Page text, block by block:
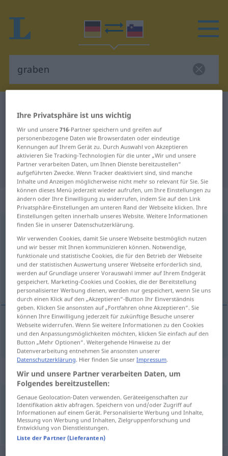
Deutsch-Slowenisch Übersetzung
für "graben"
"graben" Slowenisch Übersetzung
„graben“
graben
Übersicht aller Übersetzungen
(Für mehr Details die Übersetzung anklicken/antippen)
kopáti, grêbsti, ríti
kopáti,grêbsti,ríti graben
Synonyme für "graben"
baggern
© OpenThesaurus.de
Ihre Privatsphäre ist uns wichtig
Wir und unsere716-Partner speichern und greifen auf
personenbezogene Daten wie Browserdaten oder eindeutige
Kennungen auf Ihrem Gerät zu. Durch Auswahl von Akzeptieren
aktivieren Sie Tracking-Technologien für die unter „Wir und unsere
Partner verarbeiten Daten, um Ihnen Dienste bereitzustellen“
aufgeführten Zwecke. Wenn Tracker deaktiviert sind, sind manche
Inhalte und Anzeigen möglicherweise nicht mehr so relevant für Sie. Sie
können dieses Menü jederzeit wieder aufrufen, um Ihre Einstellungen zu
ändern oder Ihre Einwilligung zu widerrufen, indem Sie auf den Link
Privatsphäre-Einstellungen am unteren Rand der Webseite klicken. Ihre
Einstellungen gelten innerhalb unseres Website. Weitere Informationen
finden Sie in unserer Datenschutzerklärung.
Wir verwenden Cookies, damit Sie unsere Webseite bestmöglich nutzen
und wir besser mit Ihnen kommunizieren können. Notwendige,
funktionale und statistische Cookies, die für den Betrieb der Webseite
und der statistischen Auswertung unserer Webseite erforderlich sind,
werden auf Grundlage unserer Vorauswahl immer auf Ihrem Endgerät
gespeichert. Marketing-Cookies und Cookies, die der Bereitstellung
personalisierter Werbung dienen, werden nur gespeichert, wenn Sie uns
durch einen Klick auf den „Akzeptieren“-Button Ihr Einverständnis
geben. Klicken Sie ansonsten auf „Fortfahren ohne Akzeptieren“. Sie
können Ihre Einwilligung jederzeit für zukünftige Besuche unserer
Webseite widerrufen. Wenn Sie weitere Informationen zu den Cookies
und den Anpassungsmöglichkeiten möchten, klicken Sie einfach auf den
Button „Mehr Optionen“. Weitergehende Hinweise zu der
Datenverarbeitung entnehmen Sie ansonsten unserer
Datenschutzerklärung. Hier finden Sie unserImpressum.
Wir und unsere Partner verarbeiten Daten, um
Folgendes bereitzustellen:
Genaue Geolocation-Daten verwenden. Geräteeigenschaften zur
Identifikation aktiv abfragen. Speichern von und/oder Zugriff auf
Informationen auf einem Gerät. Personalisierte Werbung und Inhalte,
Messung von Werbung und Inhalten, Zielgruppenforschung und
Entwicklung von Dienstleistungen.
Liste der Partner (Lieferanten)